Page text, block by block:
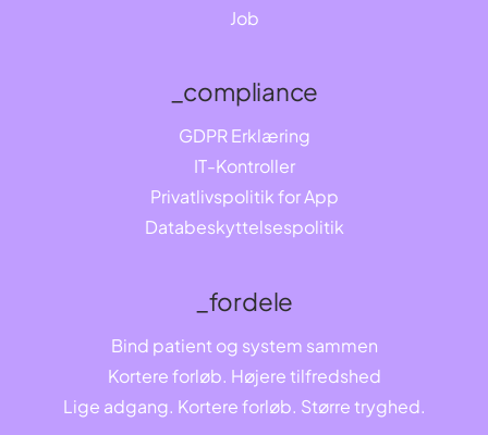
_compliance
GDPR Erklæring
IT-Kontroller
Privatlivspolitik for App
Databeskyttelsespolitik
_fordele
Bind patient og system sammen
Kortere forløb. Højere tilfredshed
Lige adgang. Kortere forløb. Større tryghed.
Job